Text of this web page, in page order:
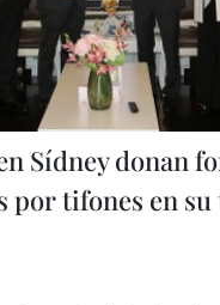
Sídney donan
por tifones en